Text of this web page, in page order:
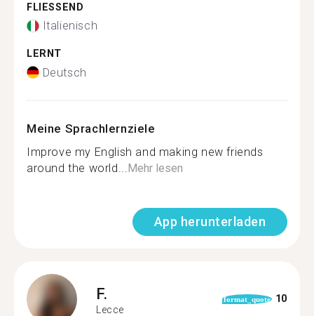
FLIESSEND
Italienisch
LERNT
Deutsch
Meine Sprachlernziele
Improve my English and making new friends
around the world... Mehr lesen
App herunterladen
F.
Lecce
format_quote 10